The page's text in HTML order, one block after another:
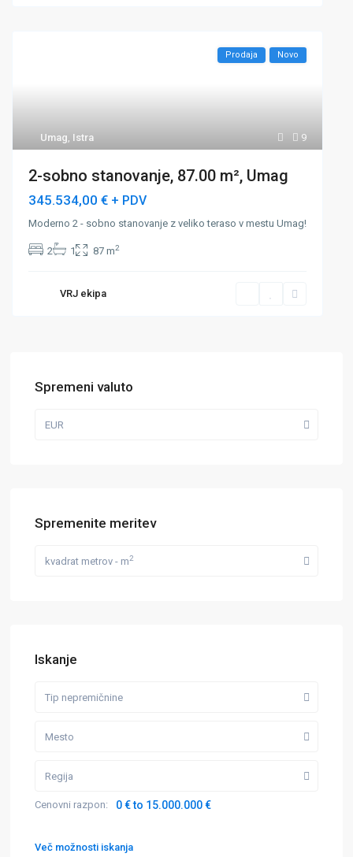
9
Umag, Istra
Prodaja Novo
2-sobno stanovanje, 87.00 m², Umag
345.534,00 € + PDV
Moderno 2 - sobno stanovanje z veliko teraso v mestu Umag!
2 1 87 m2
VRJ ekipa
Spremeni valuto
EUR
Spremenite meritev
kvadrat metrov - m2
Iskanje
Tip nepremičnine
Mesto
Regija
Cenovni razpon: 0 € to 15.000.000 €
Več možnosti iskanja